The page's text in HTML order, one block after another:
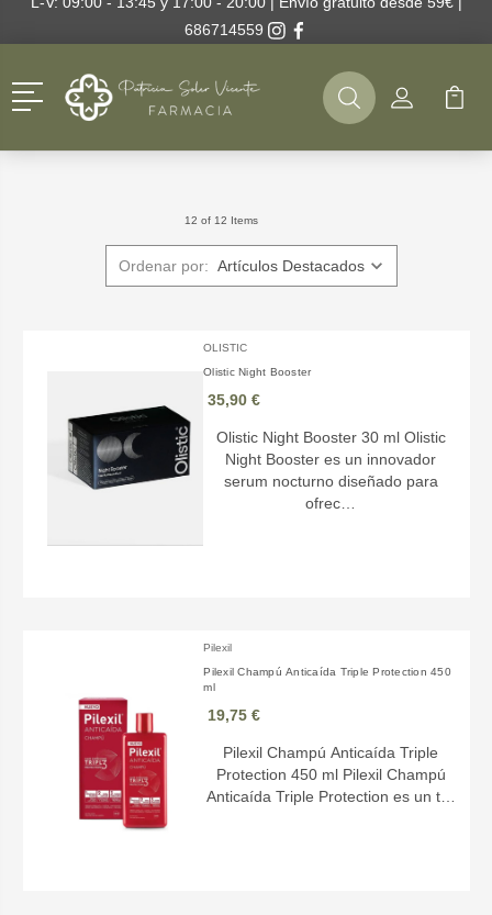
686714559
Menú
BuscarMi Cuenta
Mi
12 of 12 Items
Ordenar por:
OLISTIC
Olistic Night Booster
35,90 €
Olistic Night Booster 30 ml Olistic
Night Booster es un innovador
serum nocturno diseñado para
ofrec…
Pilexil
Pilexil Champú Anticaída Triple Protection 450
ml
19,75 €
Pilexil Champú Anticaída Triple
Protection 450 ml Pilexil Champú
Anticaída Triple Protection es un t…